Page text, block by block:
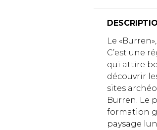
Le
C’est une
qui attire
découvrir
sites
Burren. Le
formation
paysage